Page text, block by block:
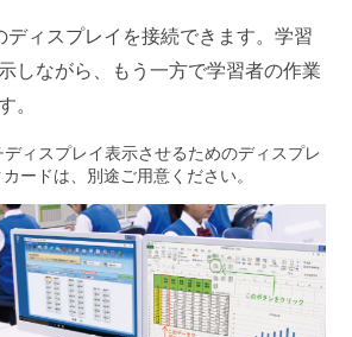
ディスプレイを接続できます。学習
しながら、もう一方で学習者の作業
。
ィスプレイ表示させるためのディスプレ
ードは、別途ご用意ください。